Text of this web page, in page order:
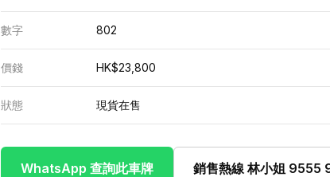
數字 802
價錢 HK$23,800
狀態 現貨在售
WhatsApp 查詢此車牌 銷售熱線 林小姐 9555